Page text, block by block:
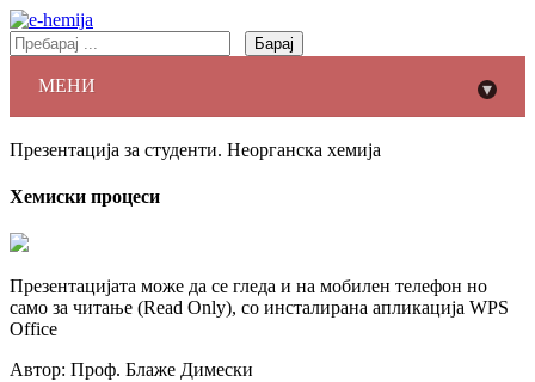
Барај
МЕНИ ▾
Презентација за студенти. Неорганска хемија
Хемиски процеси
Презентацијата може да се гледа и на мобилен телефон но
само за читање (Read Only), со инсталирана апликација WPS
Office
Автор: Проф. Блаже Димески